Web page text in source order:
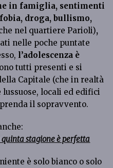
in famiglia, sentimenti
droga, bullismo,
nel quartiere Parioli),
nelle poche puntate
l’adolescenza è
tutti presenti e si
Capitale (che in realtà
lussuose, locali ed edifici
il sopravvento.
stagione è perfetta
è solo bianco o solo